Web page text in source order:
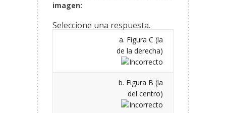
imagen:
Seleccione una respuesta.
a. Figura C (la
de la derecha)
b. Figura B (la
del centro)